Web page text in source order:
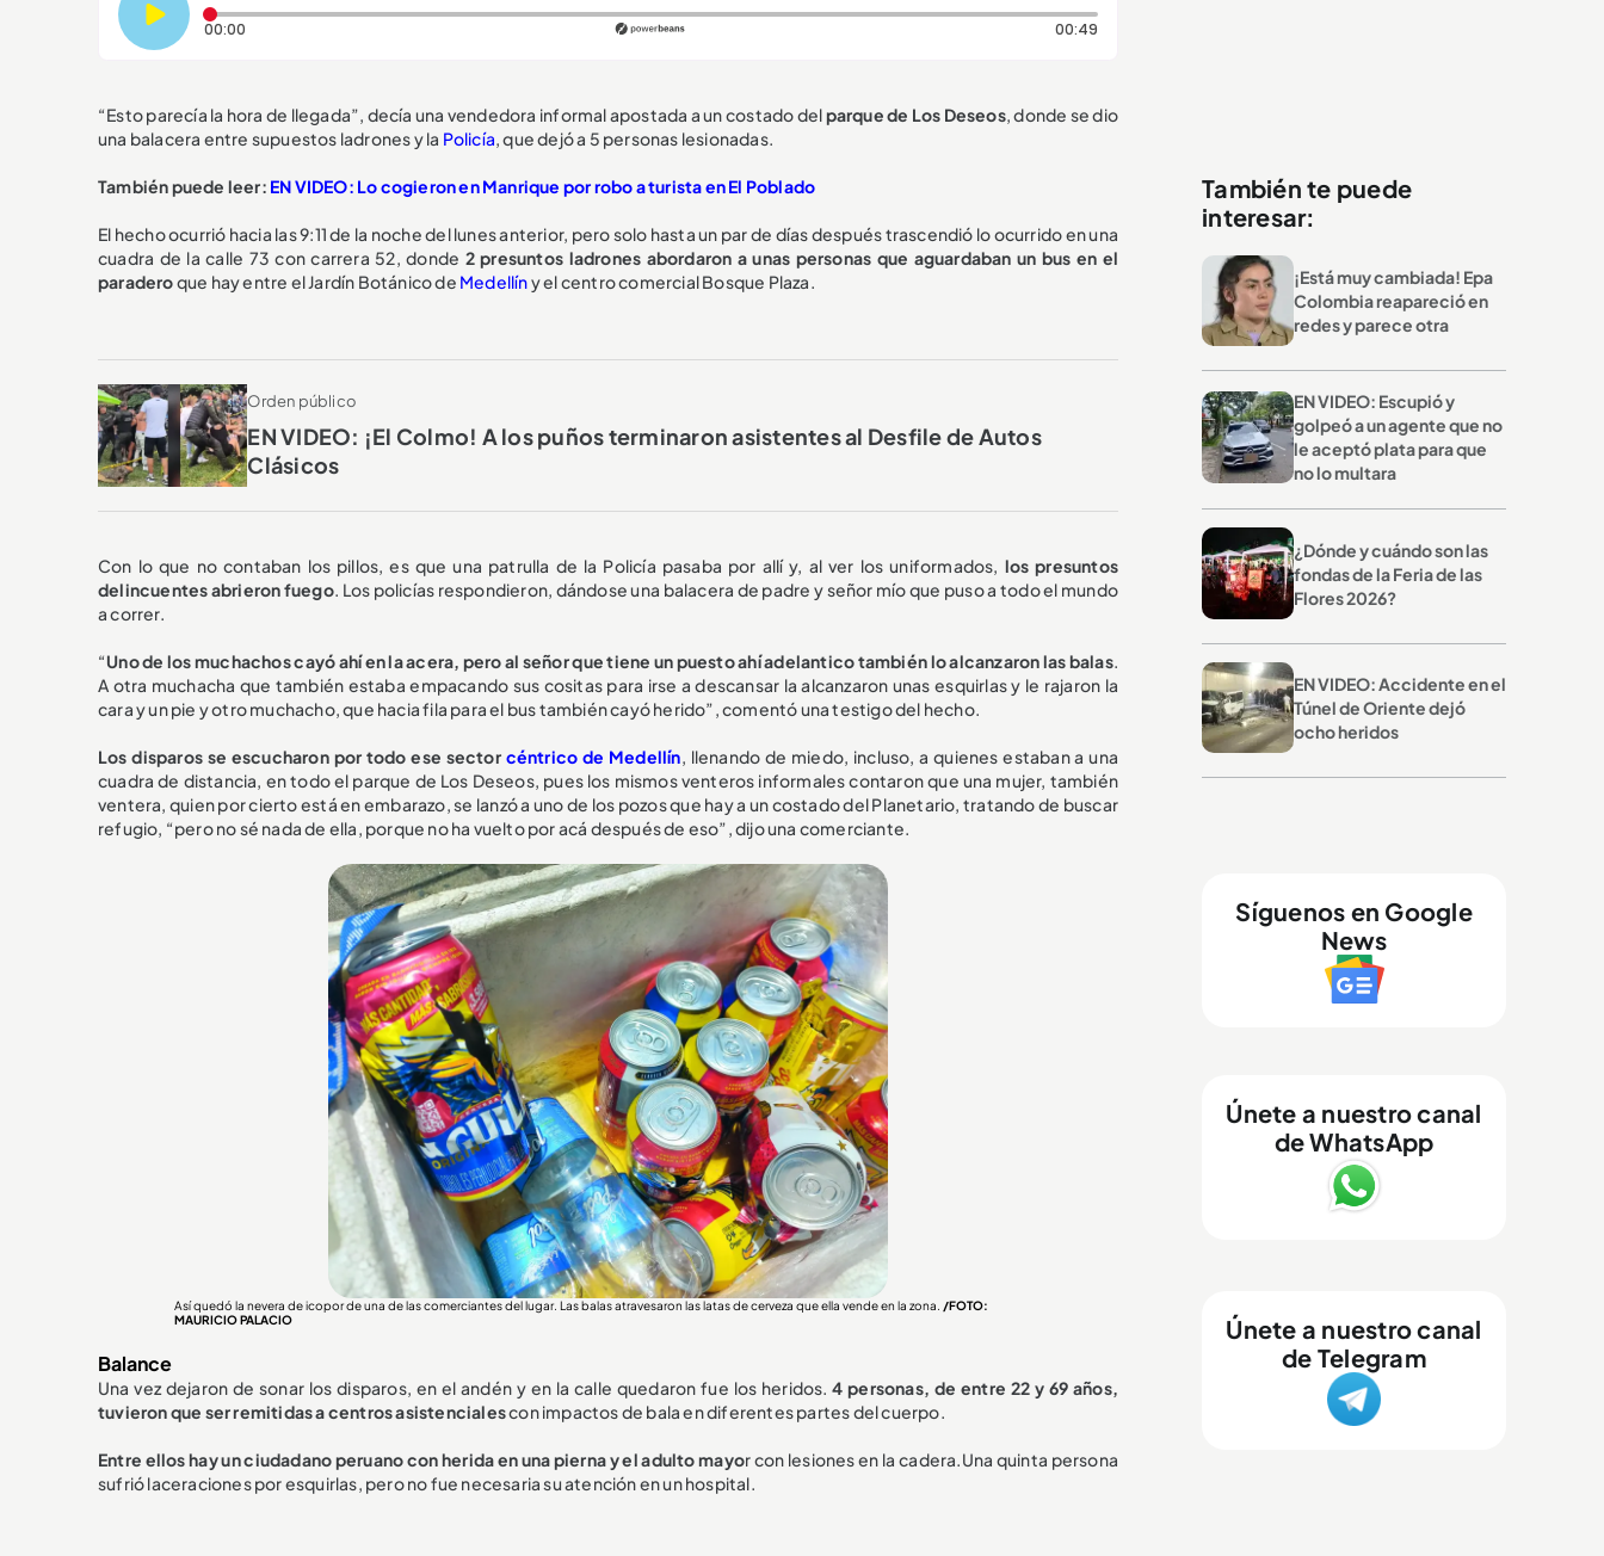
00:00
00:49Duración: 49 segundos
“Esto parecía la hora de llegada”, decía una vendedora informal apostada a un costado delparque de Los Deseos, donde se dio
una balacera entre supuestos ladrones y la Policía, que dejó a 5 personas lesionadas.
También puede leer: EN VIDEO: Lo cogieron en Manrique por robo a turista en El Poblado
El hecho ocurrió hacia las 9:11 de la noche del lunes anterior, pero solo hasta un par de días después trascendió lo ocurrido en una
cuadra de la calle 73 con carrera 52, donde 2 presuntos ladrones abordaron a unas personas que aguardaban un bus en el
paraderoque hay entre el Jardín Botánico de Medellíny el centro comercial Bosque Plaza.
Orden público
EN VIDEO: ¡El Colmo! A los puños terminaron asistentes al Desfile de Autos
Clásicos
Con lo que no contaban los pillos, es que una patrulla de la Policía pasaba por allí y, al ver los uniformados, los presuntos
delincuentes abrieron fuego. Los policías respondieron, dándose una balacera de padre y señor mío que puso a todo el mundo
a correr.
“Uno de los muchachos cayó ahí en la acera, pero al señor que tiene un puesto ahí adelantico también lo alcanzaron las balas.
A otra muchacha que también estaba empacando sus cositas para irse a descansar la alcanzaron unas esquirlas y le rajaron la
cara y un pie y otro muchacho, que hacia fila para el bus también cayó herido”, comentó una testigo del hecho.
Los disparos se escucharon por todo ese sector céntrico de Medellín, llenando de miedo, incluso, a quienes estaban a una
cuadra de distancia, en todo el parque de Los Deseos, pues los mismos venteros informales contaron que una mujer, también
ventera, quien por cierto está en embarazo, se lanzó a uno de los pozos que hay a un costado del Planetario, tratando de buscar
refugio, “pero no sé nada de ella, porque no ha vuelto por acá después de eso”, dijo una comerciante.
Así quedó la nevera de icopor de una de las comerciantes del lugar. Las balas atravesaron las latas de cerveza que ella vende en la zona. /FOTO:
MAURICIO PALACIO
Balance
Una vez dejaron de sonar los disparos, en el andén y en la calle quedaron fue los heridos.4 personas, de entre 22 y 69 años,
tuvieron que ser remitidas a centros asistencialescon impactos de bala en diferentes partes del cuerpo.
Entre ellos hay un ciudadano peruano con herida en una pierna y el adulto mayor con lesiones en la cadera.Una quinta persona
sufrió laceraciones por esquirlas, pero no fue necesaria su atención en un hospital.
También te puede
interesar:
¡Está muy cambiada! Epa
Colombia reapareció en
redes y parece otra
EN VIDEO: Escupió y
golpeó a un agente que no
le aceptó plata para que
no lo multara
¿Dónde y cuándo son las
fondas de la Feria de las
Flores 2026?
EN VIDEO: Accidente en el
Túnel de Oriente dejó
ocho heridos
Síguenos en Google
News
Únete a nuestro canal
de WhatsApp
Únete a nuestro canal
de Telegram